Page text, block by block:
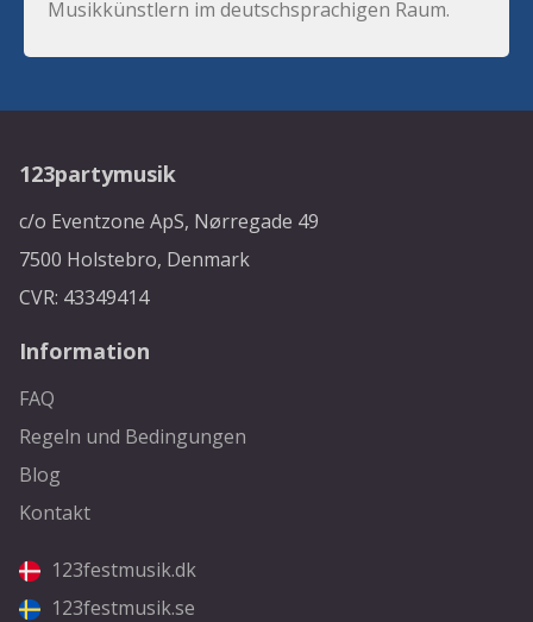
Musikkünstlern im deutschsprachigen Raum.
123partymusik
c/o Eventzone ApS, Nørregade 49
7500 Holstebro, Denmark
CVR: 43349414
Information
FAQ
Regeln und Bedingungen
Blog
Kontakt
123festmusik.dk
123festmusik.se